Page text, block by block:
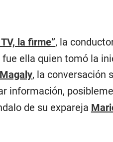
la firme”, la
fue ella quien tomó la
Magaly, la conversación
información,
de su expareja